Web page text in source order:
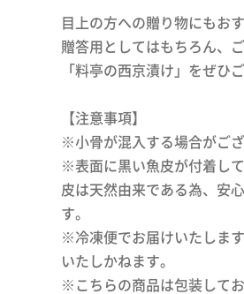
目上の方への贈り物にもお
贈答用としてはもちろん、
「料亭の西京漬け」をぜひ
【注意事項】
※小骨が混入する場合がござ
※表面に黒い魚皮が付着し
皮は天然由来である為、安
す。
※冷凍便でお届けいたしま
いたしかねます。
※こちらの商品は包装してお